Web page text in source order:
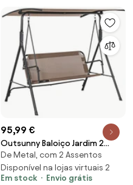
cm | Aosom Portugal
95,99 €
Outsunny Baloiço Jardim 2
Lugares Teto Ajustável Ângulo
Terraço Balcão Estrutura Aço
Carga 200kg 172x110x155cm
De Metal, com 2 Assentos
Disponível na lojas virtuais 2
Em stock
Envio grátis